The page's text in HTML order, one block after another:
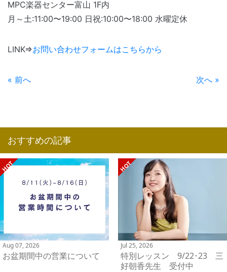
MPC楽器センター富山 1F内
月～土:11:00〜19:00 日祝:10:00〜18:00 水曜定休
LINK⇒お問い合わせフォームはこちらから
« 前へ 次へ »
おすすめの記事
Aug 07, 2026
お盆期間中の営業について
Jul 25, 2026
特別レッスン 9/22･23 三
好朝香先生 受付中